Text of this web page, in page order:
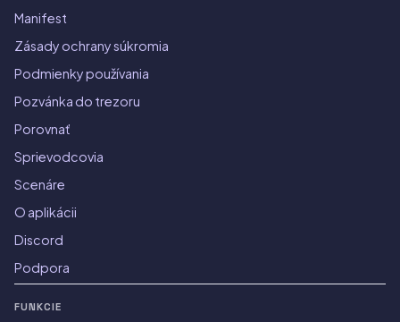
Manifest
Zásady ochrany súkromia
Podmienky používania
Pozvánka do trezoru
Porovnať
Sprievodcovia
Scenáre
O aplikácii
Discord
Podpora
FUNKCIE